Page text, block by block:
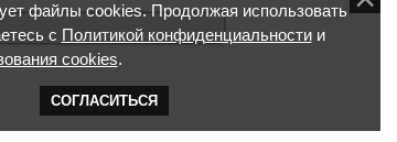
файлы cookies. Продолжая использовать
с Политикой конфиденциальностии
cookies.
СОГЛАСИТЬСЯ